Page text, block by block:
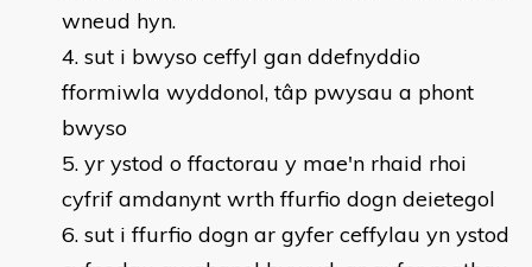
wneud hyn.
sut i bwyso ceffyl gan ddefnyddio
fformiwla wyddonol, tâp pwysau a phont
bwyso
yr ystod o ffactorau y mae'n rhaid rhoi
cyfrif amdanynt wrth ffurfio dogn deietegol
sut i ffurfio dogn ar gyfer ceffylau yn ystod